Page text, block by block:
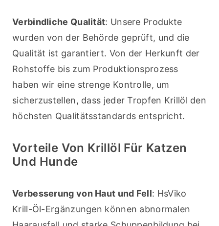
Verbindliche Qualität: Unsere Produkte
wurden von der Behörde geprüft, und die
Qualität ist garantiert. Von der Herkunft der
Rohstoffe bis zum Produktionsprozess
haben wir eine strenge Kontrolle, um
sicherzustellen, dass jeder Tropfen Krillöl den
höchsten Qualitätsstandards entspricht.
Vorteile Von Krillöl Für Katzen
Und Hunde
Verbesserung von Haut und Fell: HsViko
Krill-Öl-Ergänzungen können abnormalen